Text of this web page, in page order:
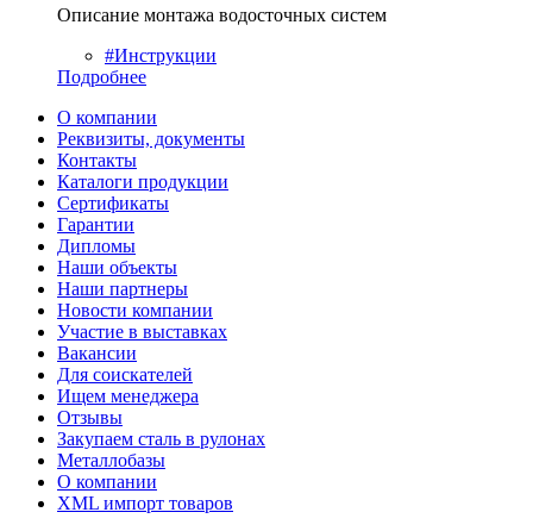
Описание монтажа водосточных систем
#Инструкции
Подробнее
О компании
Реквизиты, документы
Контакты
Каталоги продукции
Сертификаты
Гарантии
Дипломы
Наши объекты
Наши партнеры
Новости компании
Участие в выставках
Вакансии
Для соискателей
Ищем менеджера
Отзывы
Закупаем сталь в рулонах
Металлобазы
О компании
XML импорт товаров